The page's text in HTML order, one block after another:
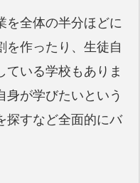
を全体の半分ほどに
を作ったり、生徒自
ている学校もありま
身が学びたいという
探すなど全面的にバ